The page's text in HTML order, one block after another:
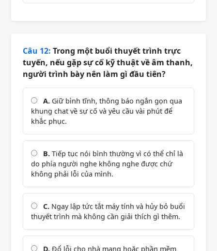
Câu 12: Trong một buổi thuyết trình trực
tuyến, nếu gặp sự cố kỹ thuật về âm thanh,
người trình bày nên làm gì đầu tiên?
A. Giữ bình tĩnh, thông báo ngắn gọn qua
khung chat về sự cố và yêu cầu vài phút để
khắc phục.
B. Tiếp tục nói bình thường vì có thể chỉ là
do phía người nghe không nghe được chứ
không phải lỗi của mình.
C. Ngay lập tức tắt máy tính và hủy bỏ buổi
thuyết trình mà không cần giải thích gì thêm.
D. Đổ lỗi cho nhà mạng hoặc phần mềm